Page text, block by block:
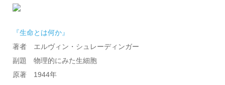
『生命とは何か』
著者 エルヴィン・シュレーディンガー
副題 物理的にみた生細胞
原著 1944年